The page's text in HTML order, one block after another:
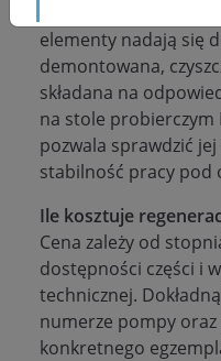
elementy nadają się
demontowana,
składana na
na stole probierczym
pozwala sprawdzić
stabilność pracy pod
Ile kosztuje
Cena zależy od
dostępności części i
technicznej.
numerze pompy
konkretnego